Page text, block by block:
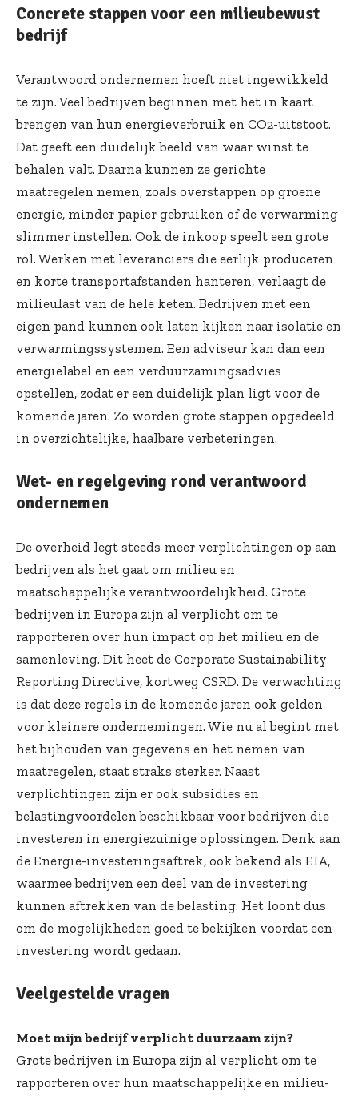
Concrete stappen voor een milieubewust
bedrijf
Verantwoord ondernemen hoeft niet ingewikkeld
te zijn. Veel bedrijven beginnen met het in kaart
brengen van hun energieverbruik en CO2-uitstoot.
Dat geeft een duidelijk beeld van waar winst te
behalen valt. Daarna kunnen ze gerichte
maatregelen nemen, zoals overstappen op groene
energie, minder papier gebruiken of de verwarming
slimmer instellen. Ook de inkoop speelt een grote
rol. Werken met leveranciers die eerlijk produceren
en korte transportafstanden hanteren, verlaagt de
milieulast van de hele keten. Bedrijven met een
eigen pand kunnen ook laten kijken naar isolatie en
verwarmingssystemen. Een adviseur kan dan een
energielabel en een verduurzamingsadvies
opstellen, zodat er een duidelijk plan ligt voor de
komende jaren. Zo worden grote stappen opgedeeld
in overzichtelijke, haalbare verbeteringen.
Wet- en regelgeving rond verantwoord
ondernemen
De overheid legt steeds meer verplichtingen op aan
bedrijven als het gaat om milieu en
maatschappelijke verantwoordelijkheid. Grote
bedrijven in Europa zijn al verplicht om te
rapporteren over hun impact op het milieu en de
samenleving. Dit heet de Corporate Sustainability
Reporting Directive, kortweg CSRD. De verwachting
is dat deze regels in de komende jaren ook gelden
voor kleinere ondernemingen. Wie nu al begint met
het bijhouden van gegevens en het nemen van
maatregelen, staat straks sterker. Naast
verplichtingen zijn er ook subsidies en
belastingvoordelen beschikbaar voor bedrijven die
investeren in energiezuinige oplossingen. Denk aan
de Energie-investeringsaftrek, ook bekend als EIA,
waarmee bedrijven een deel van de investering
kunnen aftrekken van de belasting. Het loont dus
om de mogelijkheden goed te bekijken voordat een
investering wordt gedaan.
Veelgestelde vragen
Moet mijn bedrijf verplicht duurzaam zijn?
Grote bedrijven in Europa zijn al verplicht om te
rapporteren over hun maatschappelijke en milieu-